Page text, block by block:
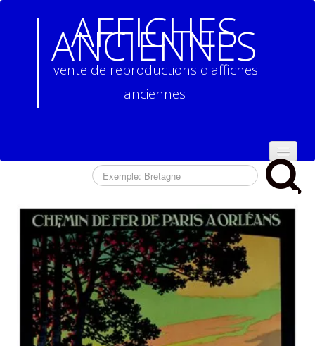
AFFICHES
ANCIENNES
vente de reproductions d'affiches
anciennes
REPRODUCTIONS
D'AFFICHES
ANCIENNES▼
CONTACT
CONDITIONS
GÉNÉRALES